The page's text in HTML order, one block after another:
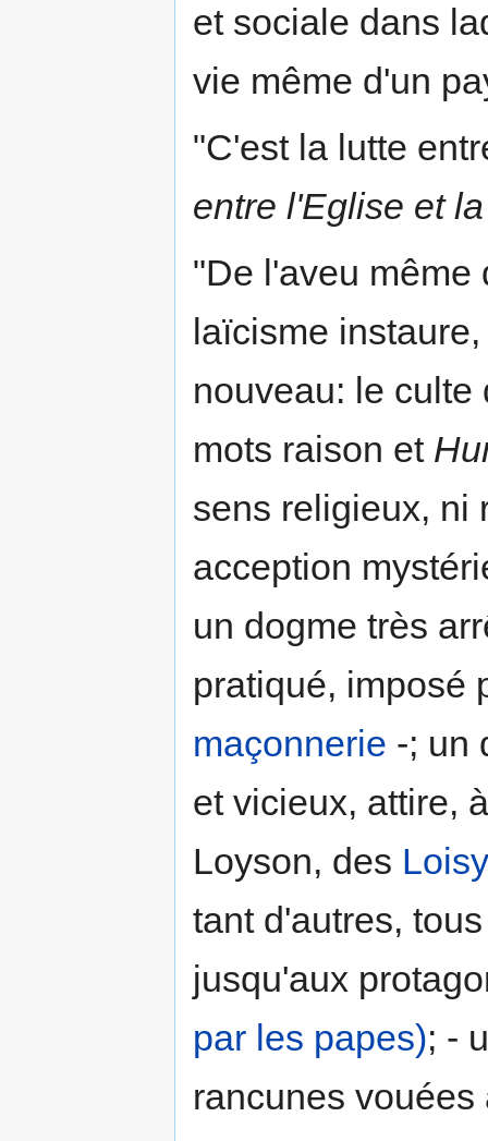
et sociale dans
vie même d'un
"C'est la lutte
entre l'Eglise et
"De l'aveu même
laïcisme
nouveau: le culte
mots raison et
sens religieux, ni
acception
un dogme très
pratiqué, imposé
maçonnerie -; un
et vicieux, attire,
Loyson, des Loisy
tant d'autres,
jusqu'aux
par les papes); -
rancunes